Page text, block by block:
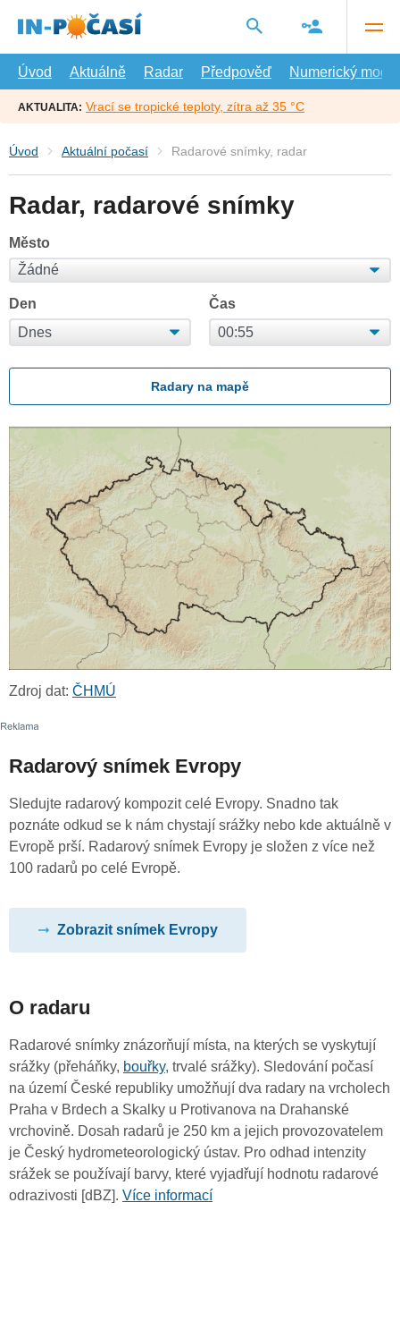
hlavní
Úvod
Aktuálně Radar Předpověď Numerický model
AKTUALITA: Vrací se tropické teploty, zítra až 35 °C
Úvod Aktuální počasí Radarové snímky, radar
Radar, radarové snímky
Město
Den Čas
Radary na mapě
Zdroj dat: ČHMÚ
Radarový snímek Evropy
Sledujte radarový kompozit celé Evropy. Snadno tak
poznáte odkud se k nám chystají srážky nebo kde aktuálně v
Evropě prší. Radarový snímek Evropy je složen z více než
100 radarů po celé Evropě.
Zobrazit snímek Evropy
O radaru
Radarové snímky znázorňují místa, na kterých se vyskytují
srážky (přeháňky, bouřky, trvalé srážky). Sledování počasí
na území České republiky umožňují dva radary na vrcholech
Praha v Brdech a Skalky u Protivanova na Drahanské
vrchovině. Dosah radarů je 250 km a jejich provozovatelem
je Český hydrometeorologický ústav. Pro odhad intenzity
srážek se používají barvy, které vyjadřují hodnotu radarové
odrazivosti [dBZ]. Více informací